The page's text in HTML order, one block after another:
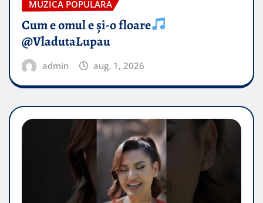
MUZICA POPULARA
Cum e omul e și-o floare
@VladutaLupau
admin aug. 1, 2026